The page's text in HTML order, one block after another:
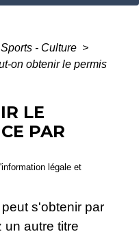
- Culture >
on obtenir le permis
LE
PAR
légale et
s'obtenir par
autre titre